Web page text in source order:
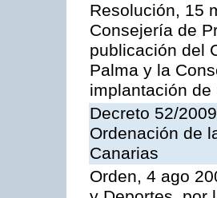
Resolución, 15
Consejería de
publicación del
Palma y la
implantación
Decreto 52/
Ordenación de
Canarias
Orden, 4 ago